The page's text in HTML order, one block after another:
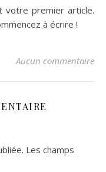
à écrire !
Aucun commentaire
Les champs